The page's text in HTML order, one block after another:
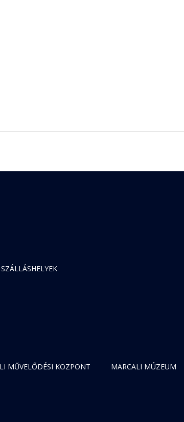
SZÁLLÁSHELYEK
MŰVELŐDÉSI KÖZPONT MARCALI MÚZEUM